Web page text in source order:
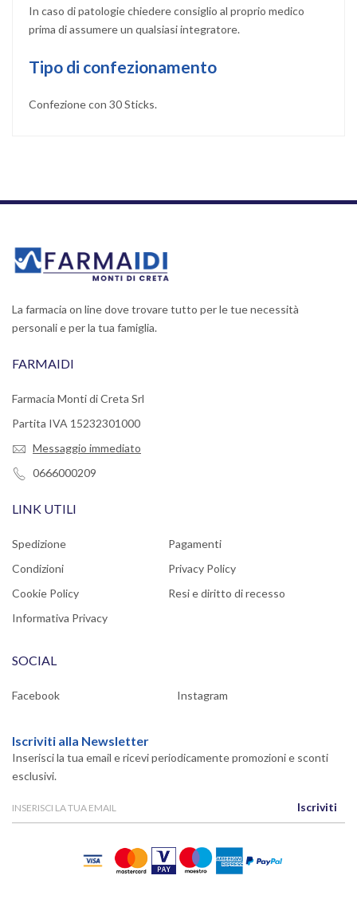
In caso di patologie chiedere consiglio al proprio medico
prima di assumere un qualsiasi integratore.
Tipo di confezionamento
Confezione con 30 Sticks.
La farmacia on line dove trovare tutto per le tue necessità
personali e per la tua famiglia.
FARMAIDI
Farmacia Monti di Creta Srl
Partita IVA 15232301000
Messaggio immediato
0666000209
LINK UTILI
Spedizione
Pagamenti
Condizioni
Privacy Policy
Cookie Policy
Resi e diritto di recesso
Informativa Privacy
SOCIAL
Facebook Instagram
Iscriviti alla Newsletter
Inserisci la tua email e ricevi periodicamente promozioni e sconti
esclusivi.
Iscriviti